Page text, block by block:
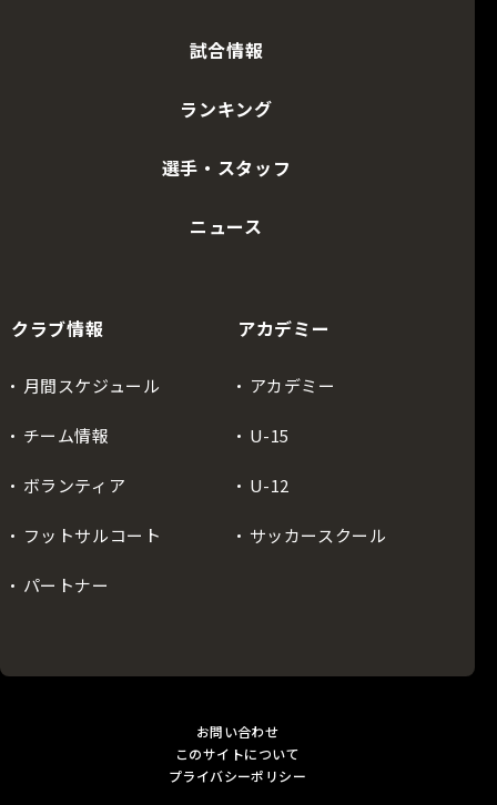
試合情報
ランキング
選手・スタッフ
ニュース
クラブ情報
月間スケジュール
チーム情報
ボランティア
フットサルコート
パートナー
アカデミー
アカデミー
U-15
U-12
サッカースクール
お問い合わせ
このサイトについて
プライバシーポリシー